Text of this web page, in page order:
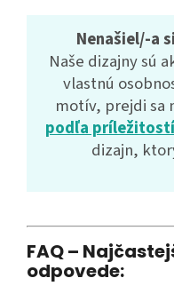
Nenašiel/-a
Naše dizajny sú
vlastnú
motív, prejdi sa
podľa príležitostí
dizajn,
FAQ –
odpovede: